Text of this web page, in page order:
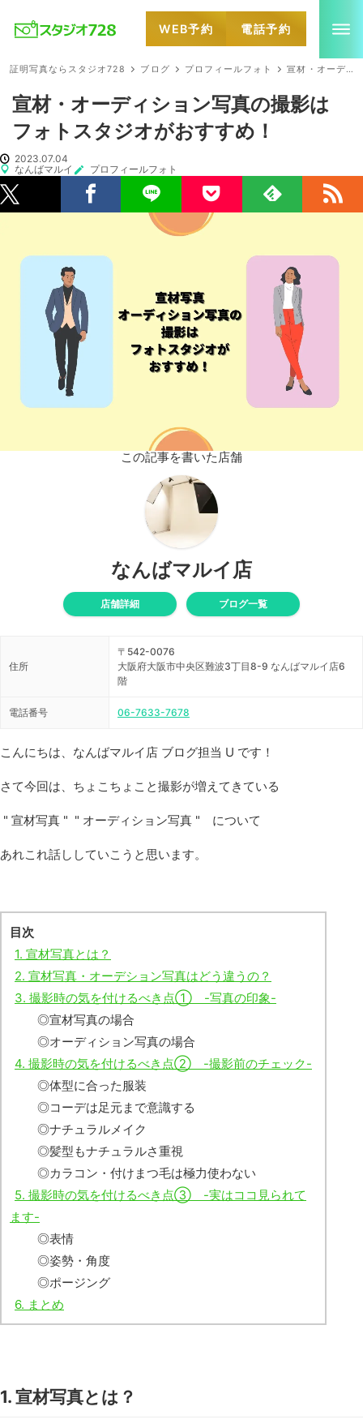
WEB予約 電話予約
証明写真ならスタジオ728 ブログ プロフィールフォト 宣材・オーディション写真の撮影はフォトスタジオがおすすめ！
宣材・オーディション写真の撮影は
フォトスタジオがおすすめ！
2023.07.04
なんばマルイ
プロフィールフォト
この記事を書いた店舗
なんばマルイ店
店舗詳細 ブログ一覧
住所
〒542-0076
大阪府大阪市中央区難波3丁目8-9 なんばマルイ店6
階
電話番号 06-7633-7678
こんにちは、なんばマルイ店 ブログ担当 U です！
さて今回は、ちょこちょこと撮影が増えてきている
" 宣材写真 " " オーディション写真 " について
あれこれ話ししていこうと思います。
目次
1. 宣材写真とは？
2. 宣材写真・オーデション写真はどう違うの？
3. 撮影時の気を付けるべき点① -写真の印象-
◎宣材写真の場合
◎オーディション写真の場合
4. 撮影時の気を付けるべき点② -撮影前のチェック-
◎体型に合った服装
◎コーデは足元まで意識する
◎ナチュラルメイク
◎髪型もナチュラルさ重視
◎カラコン・付けまつ毛は極力使わない
5. 撮影時の気を付けるべき点③ -実はココ見られて
ます-
◎表情
◎姿勢・角度
◎ポージング
6. まとめ
1. 宣材写真とは？